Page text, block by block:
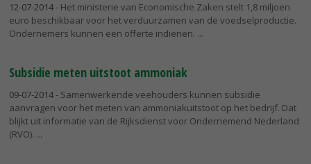
12-07-2014- Het ministerie van Economische Zaken stelt 1,8 miljoen
euro beschikbaar voor het verduurzamen van de voedselproductie.
Ondernemers kunnen een offerte indienen.
Subsidie meten uitstoot ammoniak
09-07-2014- Samenwerkende veehouders kunnen subsidie
aanvragen voor het meten van ammoniakuitstoot op het bedrijf. Dat
blijkt uit informatie van de Rijksdienst voor Ondernemend Nederland
(RVO).